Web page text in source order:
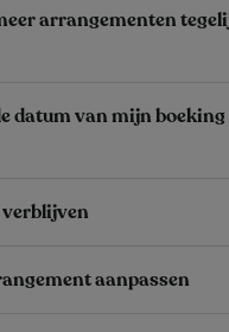
arrangementen
datum van mijn boeking
aanpassen